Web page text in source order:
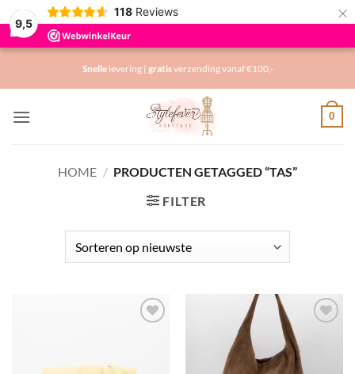
9,5
118 Reviews ×
Snellelevering | gratisverzending vanaf €100,-
0
HOME / PRODUCTEN GETAGGED “TAS”
FILTER
Toevoegen
verlanglijst